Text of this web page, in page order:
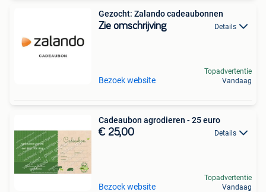
Gezocht: Zalando cadeaubonnen
Zie omschrijving Details
Bezoek website
Topadvertentie
Vandaag
Cadeaubon agrodieren - 25 euro
€ 25,00 Details
Bezoek website
Topadvertentie
Vandaag